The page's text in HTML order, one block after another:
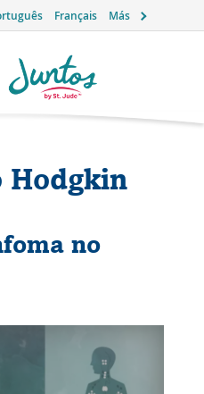
Français Más
Logotipo
Hodgkin
no